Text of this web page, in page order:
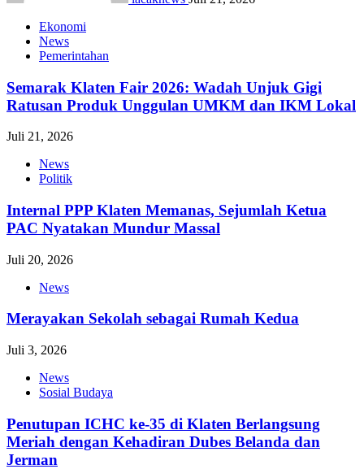
Ekonomi
News
Pemerintahan
Semarak Klaten Fair 2026: Wadah Unjuk Gigi
Ratusan Produk Unggulan UMKM dan IKM Lokal
Juli 21, 2026
News
Politik
Internal PPP Klaten Memanas, Sejumlah Ketua
PAC Nyatakan Mundur Massal
Juli 20, 2026
News
Merayakan Sekolah sebagai Rumah Kedua
Juli 3, 2026
News
Sosial Budaya
Penutupan ICHC ke-35 di Klaten Berlangsung
Meriah dengan Kehadiran Dubes Belanda dan
Jerman